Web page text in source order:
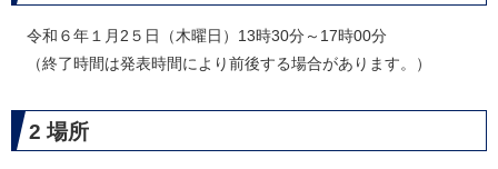
令和６年１月2５日（木曜日）13時30分～17時00分
（終了時間は発表時間により前後する場合があります。）
2 場所